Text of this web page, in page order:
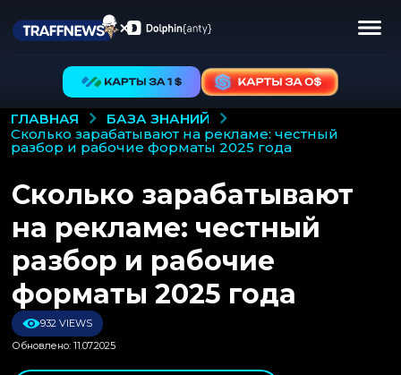
ГЛАВНАЯ
БАЗА ЗНАНИЙ
сколько зарабатывают на рекламе: честный
разбор и рабочие форматы 2025 года
Сколько зарабатывают
на рекламе: честный
разбор и рабочие
форматы 2025 года
932 VIEWS
Обновлено: 11.07.2025